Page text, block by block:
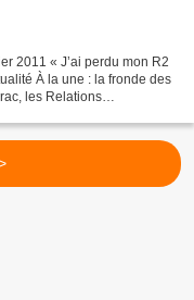
2011 « J’ai perdu mon R2
À la une : la fronde des
les Relations